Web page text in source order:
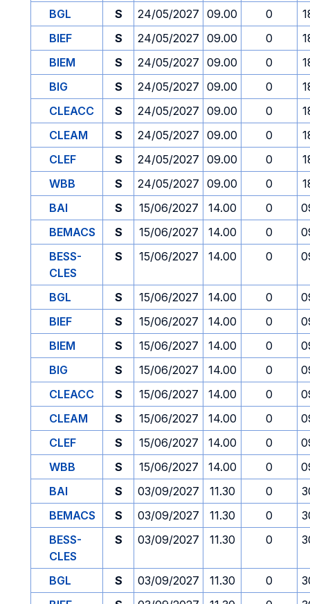
BGL S 24/05/2027 09.00 0
BIEF
S 24/05/2027 09.00 0
BIEM
S 24/05/2027 09.00 0
BIG
S 24/05/2027 09.00 0
CLEACC
S 24/05/2027 09.00 0
CLEAM
S 24/05/2027 09.00 0
CLEF
S 24/05/2027 09.00 0
WBB
S 24/05/2027 09.00 0
BAI
S 15/06/2027 14.00 0
BEMACS
S 15/06/2027 14.00 0
BESS-
CLES
S 15/06/2027 14.00 0
BGL S 15/06/2027 14.00 0
BIEF
S 15/06/2027 14.00 0
BIEM
S 15/06/2027 14.00 0
BIG
S 15/06/2027 14.00 0
CLEACC
S 15/06/2027 14.00 0
CLEAM
S 15/06/2027 14.00 0
CLEF
S 15/06/2027 14.00 0
WBB
S 15/06/2027 14.00 0
BAI
S 03/09/2027 11.30 0
BEMACS
S 03/09/2027 11.30 0
BESS-
CLES
S 03/09/2027 11.30 0
BGL S 03/09/2027 11.30 0